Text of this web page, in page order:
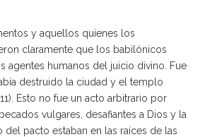
y aquellos quienes los
claramente que los babilónicos
agentes humanos del juicio divino. Fue
destruido la ciudad y el templo
Esto no fue un acto arbitrario por
vulgares, desafiantes a Dios y la
pacto estaban en las raíces de las